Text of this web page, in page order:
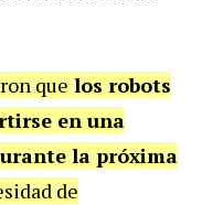
que los robots
en una
la próxima
de